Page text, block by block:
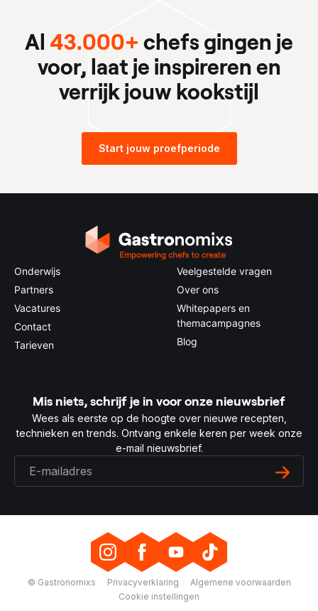
Al 43.000+ chefs gingen je
voor, laat je inspireren en
verrijk jouw kookstijl
Start jouw proefperiode
Onderwijs
Partners
Vacatures
Contact
Tarieven
Veelgestelde vragen
Over ons
Whitepapers en
themacampagnes
Blog
Mis niets, schrijf je in voor onze nieuwsbrief
Wees als eerste op de hoogte over nieuwe recepten,
technieken en trends. Ontvang enkele keren per week onze
e-mail nieuwsbrief.
© Gastronomixs Privacyverklaring
Algemene voorwaarden
Cookie instellingen